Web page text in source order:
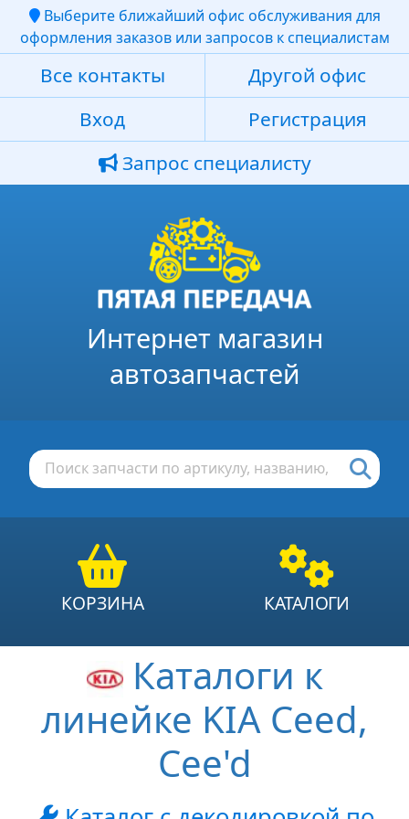
Выберите ближайший офис обслуживания для
оформления заказов или запросов к специалистам
Все контакты
Другой офис
Вход
Регистрация
Запрос специалисту
Интернет магазин
автозапчастей
КОРЗИНА КАТАЛОГИ
Каталоги к
линейке KIA Ceed,
Cee'd